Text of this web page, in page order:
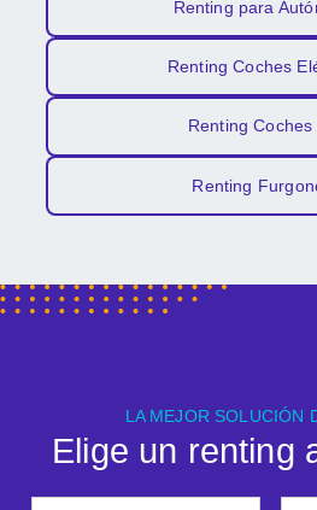
Renting para
Renting Coches
Renting Coches
Renting
LA MEJOR SOLUCIÓN
Elige un renting